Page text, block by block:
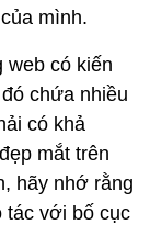
mình.
có kiến
chứa nhiều
có khả
mắt trên
hãy nhớ rằng
tác với bố cục